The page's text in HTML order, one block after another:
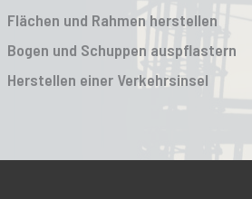
Flächen und Rahmen herstellen
Bogen und Schuppen auspflastern
Herstellen einer Verkehrsinsel